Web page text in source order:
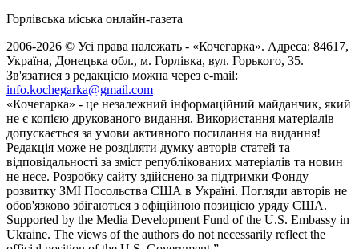
Горлівська міська онлайн-газета
2006-2026 © Усі права належать - «Кочегарка». Адреса: 84617,
Україна, Донецька обл., м. Горлівка, вул. Горького, 35.
Зв'язатися з редакцією можна через e-mail:
info.kochegarka@gmail.com
«Кочегарка» - це незалежний інформаційний майданчик, який
не є копією друкованого видання. Використання матеріалів
допускається за умови активного посилання на видання!
Редакція може не розділяти думку авторів статей та
відповідальності за зміст републікованих матеріалів та новин
не несе. Розробку сайту здійснено за підтримки Фонду
розвитку ЗМІ Посольства США в Україні. Погляди авторів не
обов'язково збігаються з офіційною позицією уряду США.
Supported by the Media Development Fund of the U.S. Embassy in
Ukraine. The views of the authors do not necessarily reflect the